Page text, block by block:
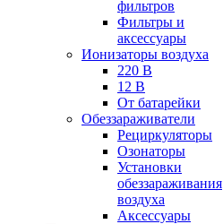
фильтров
Фильтры и
аксессуары
Ионизаторы воздуха
220 В
12 В
От батарейки
Обеззараживатели
Рециркуляторы
Озонаторы
Установки
обеззараживания
воздуха
Аксессуары